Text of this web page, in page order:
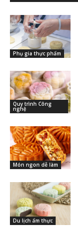
Phụ gia thực phẩm
Quy trình Công
nghệ
Món ngon dễ làm
Du lịch ẩm thực